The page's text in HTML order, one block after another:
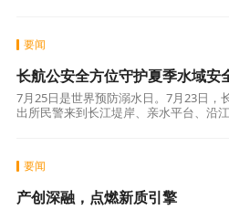
要闻
长航公安全方位守护夏季水域安
7月25日是世界预防溺水日。7月23日，
出所民警来到长江堤岸、亲水平台、沿
要闻
产创深融，点燃新质引擎